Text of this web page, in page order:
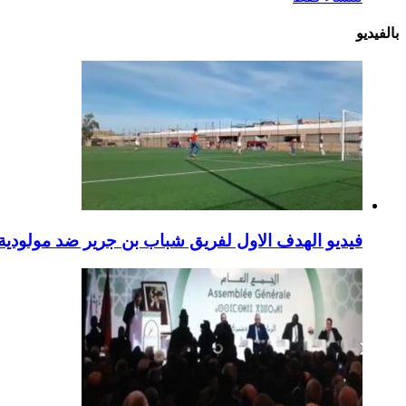
بالفيديو
فيديو الهدف الاول لفريق شباب بن جرير ضد